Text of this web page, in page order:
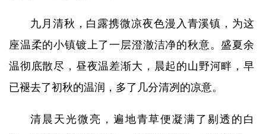
九月清秋，白露携微凉夜色漫入青溪镇，为这
座温柔的小镇镀上了一层澄澈洁净的秋意。盛夏余
温彻底散尽，昼夜温差渐大，晨起的山野河畔，早
已褪去了初秋的温润，多了几分清冽的凉意。
清晨天光微亮，遍地青草便凝满了剔透的白